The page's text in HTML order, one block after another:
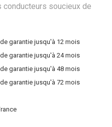
soucieux de
garantie jusqu'à 12 mois
garantie jusqu'à 24 mois
garantie jusqu'à 48 mois
garantie jusqu'à 72 mois